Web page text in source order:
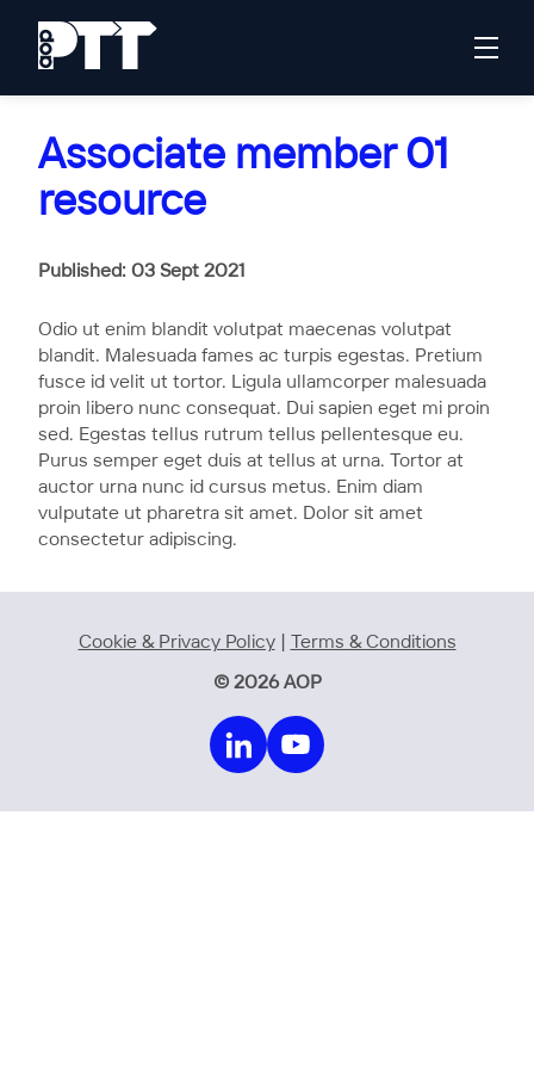
Associate member 01
resource
Published: 03 Sept 2021
Odio ut enim blandit volutpat maecenas volutpat
blandit. Malesuada fames ac turpis egestas. Pretium
fusce id velit ut tortor. Ligula ullamcorper malesuada
proin libero nunc consequat. Dui sapien eget mi proin
sed. Egestas tellus rutrum tellus pellentesque eu.
Purus semper eget duis at tellus at urna. Tortor at
auctor urna nunc id cursus metus. Enim diam
vulputate ut pharetra sit amet. Dolor sit amet
consectetur adipiscing.
Cookie & Privacy Policy| Terms & Conditions
© 2026 AOP